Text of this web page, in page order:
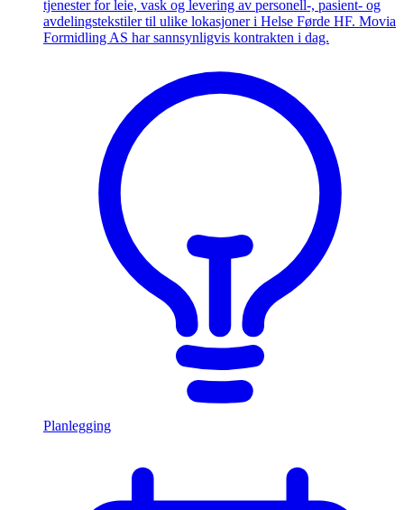
tjenester for leie, vask og levering av personell-, pasient- og
avdelingstekstiler til ulike lokasjoner i Helse Førde HF. Movia
Formidling AS har sannsynligvis kontrakten i dag.
Planlegging